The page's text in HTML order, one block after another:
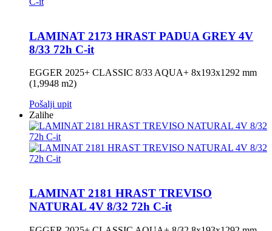
LAMINAT 2173 HRAST PADUA GREY 4V
8/33 72h C-it
EGGER 2025+ CLASSIC 8/33 AQUA+ 8x193x1292 mm
(1,9948 m2)
Pošalji upit
Zalihe
LAMINAT 2181 HRAST TREVISO
NATURAL 4V 8/32 72h C-it